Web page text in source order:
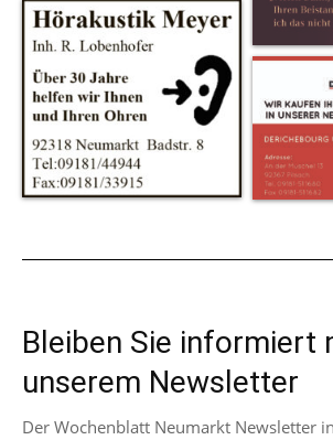
Bleiben Sie informiert
unserem Newsletter
Der Wochenblatt Neumarkt Newsletter